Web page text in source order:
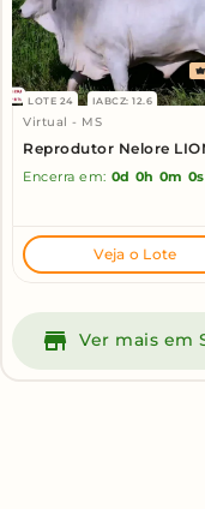
LOTE 24 IABCZ: 12.6
Virtual - MS
Encerra em: 0d 0h 0m 0s
Veja o Lote
Ver mais em